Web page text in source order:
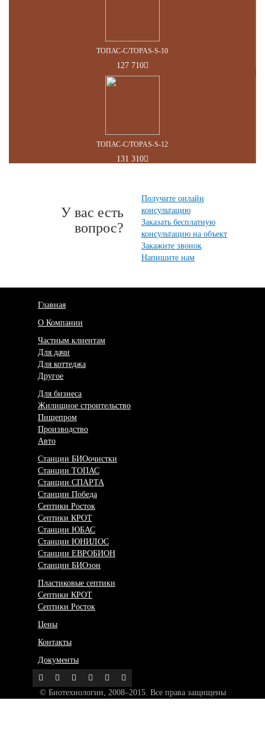
ТОПАС-С/TOPAS-S-10
127 710
ТОПАС-С/TOPAS-S-12
131 310
У вас есть
вопрос?
Получите онлайн
консультацию
Заказать бесплатную
консультацию на объект
Закажите звонок
Напишите нам
Главная
О Компании
Частным клиентам
Для дачи
Для коттеджа
Другое
Для бизнеса
Жилищное строительство
Пищепром
Производство
Авто
Станции БИОочистки
Станции ТОПАС
Станции СПАРТА
Станции Победа
Септики Росток
Септики КРОТ
Станции ЮБАС
Станции ЮНИЛОС
Станции ЕВРОБИОН
Станции БИОзон
Пластиковые септики
Септики КРОТ
Септики Росток
Цены
Контакты
Документы
© Биотехнологии, 2008–2015. Все права защищены